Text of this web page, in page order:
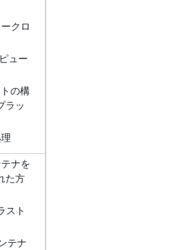
クロ
ュー
の構
ラッ
ナを
た方
スト
テナ